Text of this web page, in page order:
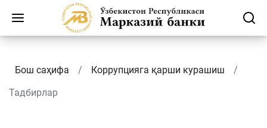
Бош саҳифа
Коррупцияга қарши курашиш
Тадбирлар